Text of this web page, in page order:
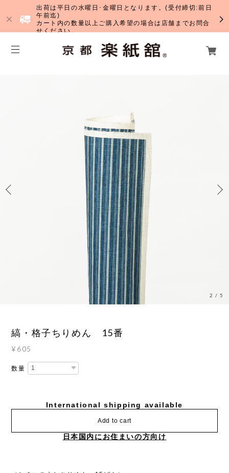
出荷は平日の水曜日･金曜日となります。(受付締切:前日
午前迄)
カート内の数量以上ご購入希望の場合は店舗までお問合
せください。
3 /5
縞・格子ちりめん 15番
¥605
数量
International shipping available
Add to cart
日本国内にお住まいの方向け